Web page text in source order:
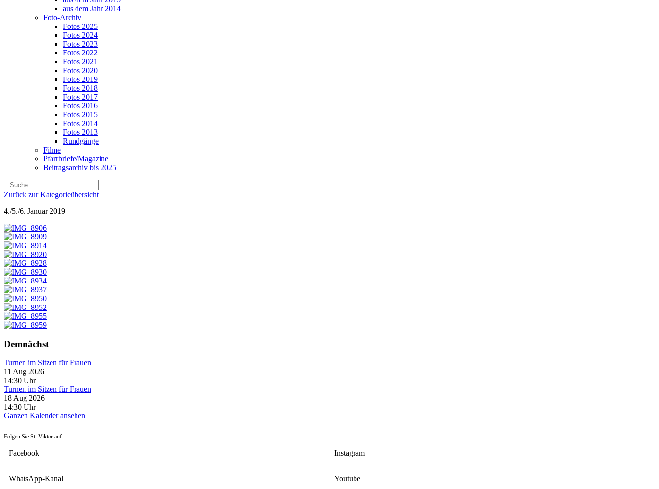
aus dem Jahr 2014
Foto-Archiv
Fotos 2025
Fotos 2024
Fotos 2023
Fotos 2022
Fotos 2021
Fotos 2020
Fotos 2019
Fotos 2018
Fotos 2017
Fotos 2016
Fotos 2015
Fotos 2014
Fotos 2013
Rundgänge
Filme
Pfarrbriefe/Magazine
Beitragsarchiv bis 2025
Zurück zur Kategorieübersicht
4./5./6. Januar 2019
Demnächst
Turnen im Sitzen für Frauen
11 Aug 2026
14:30 Uhr
Turnen im Sitzen für Frauen
18 Aug 2026
14:30 Uhr
Ganzen Kalender ansehen
Folgen Sie St. Viktor auf
Facebook Instagram
WhatsApp-Kanal Youtube